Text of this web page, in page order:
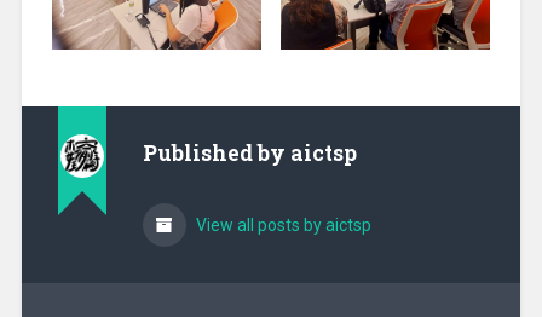
Published by aictsp
View all posts by aictsp